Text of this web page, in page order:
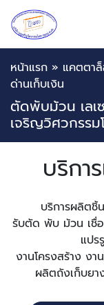
หน้าแรก » แคตตา
ด่านเก็บเงิน
ตัดพับม้วน เลเ
เจริญวิศวกรรม
บริกา
บริการผลิตชิ้
รับตัด พับ ม้วน เชื่
แปร
งานโครงสร้าง ง
ผลิตถังเก็บย